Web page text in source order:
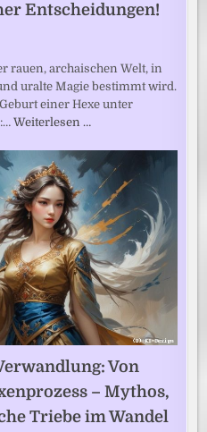
Entscheidungen!
rauen, archaischen Welt, in
uralte Magie bestimmt wird.
einer Hexe unter
Weiterlesen …
Von
– Mythos,
Triebe im Wandel